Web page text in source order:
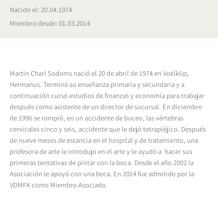
Nacido el: 20.04.1974
Miembro desde: 01.03.2014
Martin Charl Sodoms nació el 20 de abril de 1974 en Voëlklip,
Hermanus. Terminó su enseñanza primaria y secundaria y a
continuación cursó estudios de finanzas y economía para trabajar
después como asistente de un director de sucursal. En diciembre
de 1996 se rompió, en un accidente de buceo, las vértebras
cervicales cinco y seis, accidente que le dejó tetrapléjico. Después
de nueve meses de estancia en el hospital y de tratamiento, una
profesora de arte le introdujo en el arte y le ayudó a hacer sus
primeras tentativas de pintar con la boca. Desde el año 2002 la
Asociación le apoyó con una beca. En 2014 fue admitido por la
VDMFK como Miembro Asociado.